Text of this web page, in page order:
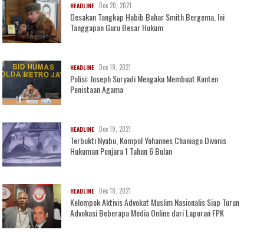
HEADLINE Dec 20, 2021
Desakan Tangkap Habib Bahar Smith Bergema, Ini
Tanggapan Guru Besar Hukum
HEADLINE Dec 19, 2021
Polisi: Joseph Suryadi Mengaku Membuat Konten
Penistaan Agama
HEADLINE Dec 19, 2021
Terbukti Nyabu, Kompol Yohannes Chaniago Divonis
Hukuman Penjara 1 Tahun 6 Bulan
HEADLINE Dec 18, 2021
Kelompok Aktivis Advokat Muslim Nasionalis Siap Turun
Advokasi Beberapa Media Online dari Laporan FPK